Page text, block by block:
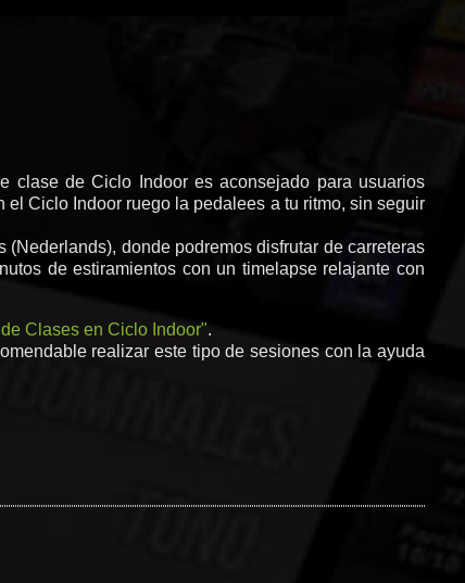
clase de Ciclo Indoor es aconsejado para usuarios
Ciclo Indoor ruego la pedalees a tu ritmo, sin seguir
donde podremos disfrutar de carreteras
de estiramientos con un timelapse relajante con
Clases en Ciclo Indoor".
realizar este tipo de sesiones con la ayuda